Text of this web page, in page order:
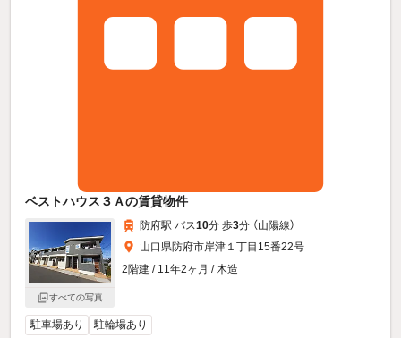
ベストハウス３Ａの賃貸物件
すべての写真
防府駅 バス10分 歩3分 （山陽線）
山口県防府市岸津１丁目15番22号
2階建 / 11年2ヶ月 / 木造
駐車場あり 駐輪場あり